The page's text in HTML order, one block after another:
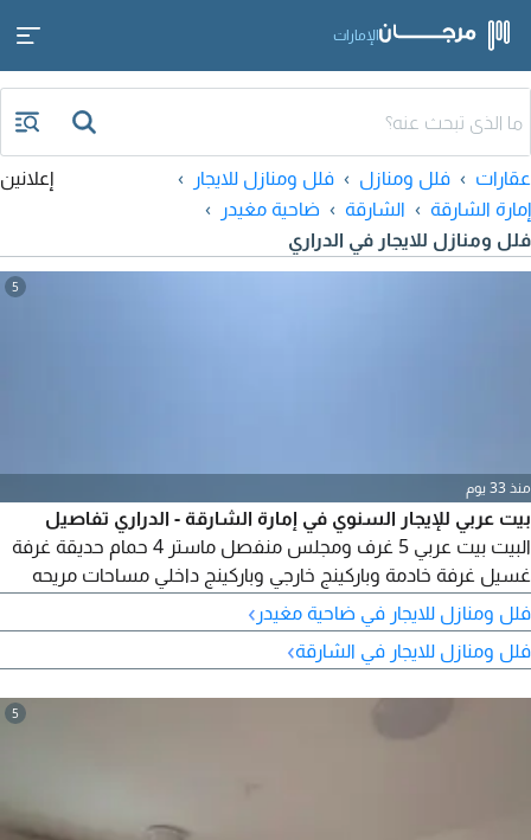
الإمارات
عقارات فلل ومنازل
فلل ومنازل للايجار
إمارة الشارقة
الشارقة
ضاحية مغيدر
فلل ومنازل للايجار في الدراري
إعلانين
5
منذ 33 يوم
بيت عربي للإيجار السنوي في إمارة الشارقة - الدراري تفاصيل
البيت بيت عربي 5 غرف ومجلس منفصل ماستر 4 حمام حديقة غرفة
غسيل غرفة خادمة وباركينج خارجي وباركينج داخلي مساحات مريحه
3500 قدم
فلل ومنازل للايجار في ضاحية مغيدر ›
فلل ومنازل للايجار في الشارقة›
5